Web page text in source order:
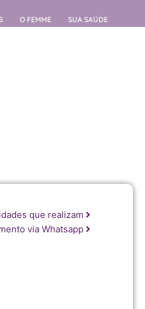
O FEMME SUA SAÚDE
que realizam
via Whatsapp